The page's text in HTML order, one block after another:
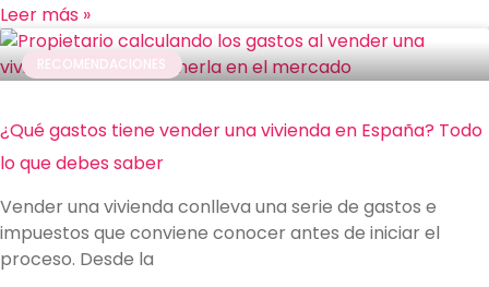
Leer más »
RECOMENDACIONES
¿Qué gastos tiene vender una vivienda en España? Todo
lo que debes saber
Vender una vivienda conlleva una serie de gastos e
impuestos que conviene conocer antes de iniciar el
proceso. Desde la